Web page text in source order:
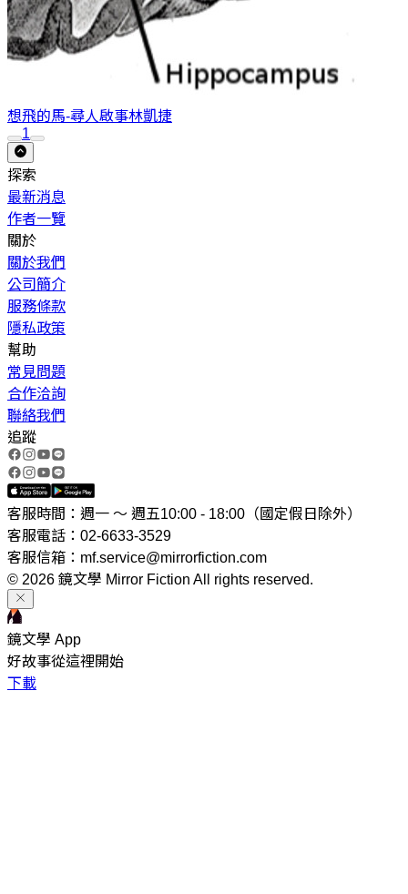
想飛的馬-尋人啟事林凱捷
1
探索
最新消息
作者一覽
關於
關於我們
公司簡介
服務條款
隱私政策
幫助
常見問題
合作洽詢
聯絡我們
追蹤
客服時間：週一 ～ 週五10:00 - 18:00（國定假日除外）
客服電話：02-6633-3529
客服信箱：mf.service@mirrorfiction.com
© 2026 鏡文學 Mirror Fiction All rights reserved.
鏡文學 App
好故事從這裡開始
下載